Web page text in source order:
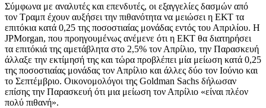
Σύμφωνα με αναλυτές και επενδυτές, οι εξαγγελίες δασμών από
τον Τραμπ έχουν αυξήσει την πιθανότητα να μειώσει η ΕΚΤ τα
επιτόκια κατά 0,25 της ποσοστιαίας μονάδας εντός του Απριλίου. Η
JPMorgan, που προηγουμένως ανέμενε ότι η ΕΚΤ θα διατηρήσει
τα επιτόκιά της αμετάβλητα στο 2,5% τον Απρίλιο, την Παρασκευή
άλλαξε την εκτίμησή της και τώρα προβλέπει μία μείωση κατά 0,25
της ποσοστιαίας μονάδας τον Απρίλιο και άλλες δύο τον Ιούνιο και
το Σεπτέμβριο. Οικονομολόγοι της Goldman Sachs δήλωσαν
επίσης την Παρασκευή ότι μια μείωση τον Απρίλιο «είναι πλέον
πολύ πιθανή».